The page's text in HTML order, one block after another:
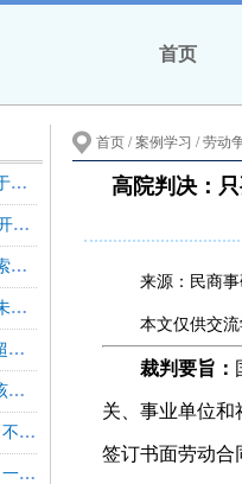
首页
超龄入职建立特殊劳动关系？法院：于法无据 ！| 劳动法库
员工“与婚外异性发生不正当关系” 被开除，法院：违背社会主义核心价值观！| 劳动法库
实习律师取得执业资格后离职，律所索赔7.5万，法院判了…
先以个人原因辞职，20天后又以公司未缴社保被迫解除，法院：视为撤销和变更，公司赔钱！| 劳动法库
司法解释二废止“按劳务关系处理”，超龄员工就能认定劳动关系吗？| 劳动法库
骂客户“你他妈白痴”被解雇，一审：该！二审：客户先骂，骂回去也算合理，公司赔20万！
月薪8万总经理离职证明注水！法院：不构成欺诈，工资照发！| 劳动法库
调岗降薪后干了7个月才提被迫解除，一审：视为已接受！二审：欠妥，依法纠正！| 劳动法库
首页 / 案例学习 /劳动
高院判决：
来源：民商
本文仅供交
裁判要旨：
关、事业单位
签订书面劳动合